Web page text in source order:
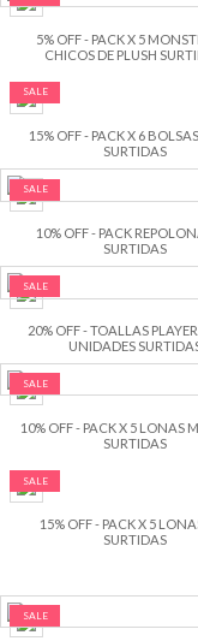
5% OFF - PACK X 5
CHICOS DE PLUSH
SALE
15% OFF - PACK X 6
SURTIDAS
SALE
10% OFF - PACK
SURTIDAS
SALE
20% OFF - TOALLAS
UNIDADES
SALE
10% OFF - PACK X 5 LONAS
SURTIDAS
SALE
15% OFF - PACK X 5
SURTIDAS
SALE